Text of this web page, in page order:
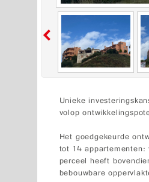
Unieke
volop
Het goedgekeurde
tot 14
perceel heeft
bebouwbare